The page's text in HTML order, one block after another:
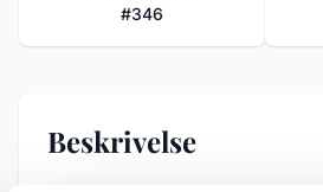
#346
Beskrivelse